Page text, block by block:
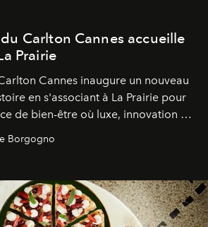
Carlton Cannes accueille
Prairie
Cannes inaugure un nouveau
en s'associant à La Prairie pour
de bien-être où luxe, innovation et
Borgogno